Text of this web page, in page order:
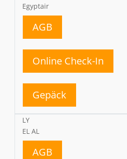
Egyptair
AGB
Online Check-In
Gepäck
LY
EL AL
AGB